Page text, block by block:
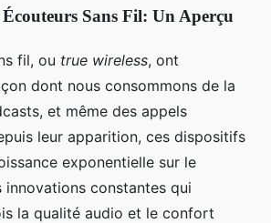
2024•4 min de lecture
Sans Fil: Un Aperçu
fil, ou true wireless, ont
dont nous consommons de la
et même des appels
leur apparition, ces dispositifs
exponentielle sur le
innovations constantes qui
la qualité audio et le confort